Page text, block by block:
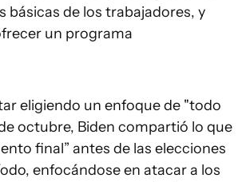
básicas de los trabajadores, y
un programa
eligiendo un enfoque de "todo
octubre, Biden compartió lo que
final” antes de las elecciones
enfocándose en atacar a los